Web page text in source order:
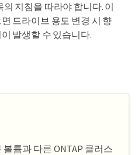
의 지침을 따라야 합니다. 이
드라이브 용도 변경 시 향
발생할 수 있습니다.
볼륨과 다른 ONTAP 클러스